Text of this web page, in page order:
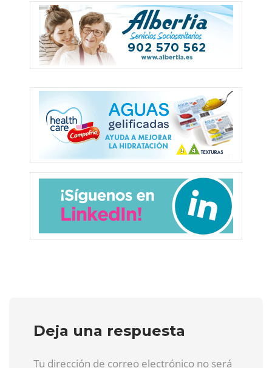
Deja una respuesta
Tu dirección de correo electrónico no será